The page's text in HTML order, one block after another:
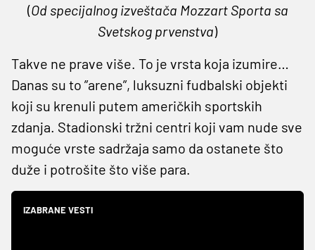
(Od specijalnog izveštača Mozzart Sporta sa
Svetskog prvenstva)
Takve ne prave više. To je vrsta koja izumire…
Danas su to ”arene”, luksuzni fudbalski objekti
koji su krenuli putem američkih sportskih
zdanja. Stadionski tržni centri koji vam nude sve
moguće vrste sadržaja samo da ostanete što
duže i potrošite što više para.
IZABRANE VESTI